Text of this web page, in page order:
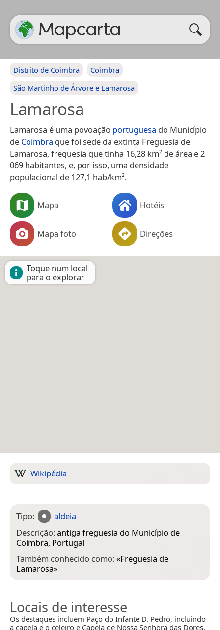
Distrito de Coimbra
Coimbra
São Martinho de Árvore e Lamarosa
Lamarosa
Lamarosa é uma povoação portuguesa do Município
de Coimbra que foi sede da extinta Freguesia de
Lamarosa, freguesia que tinha 16,28 km² de área e 2
069 habitantes, e, por isso, uma densidade
populacional de 127,1 hab/km².
Mapa Hotéis
Mapa foto Direções
Toque num local
para o explorar
Wikipédia
Tipo:
aldeia
Descrição:antiga freguesia do Município de
Coimbra, Portugal
Também conhecido como:«Freguesia de
Lamarosa»
Locais de interesse
Os destaques incluem Paço do Infante D. Pedro, incluindo
a capela e o celeiro e Capela de Nossa Senhora das Dores.